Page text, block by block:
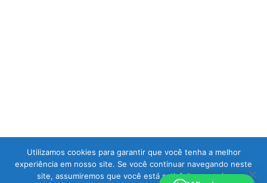
Utilizamos cookies para garantir que você tenha a melhor
experiência em nosso site. Se você continuar navegando neste
site, assumiremos que você está satisfeito com ele.